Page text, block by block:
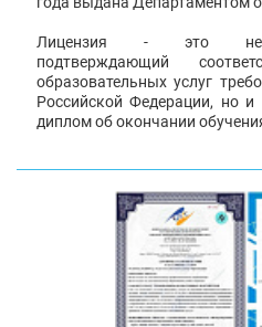
Лицензия - это не
подтверждающий
образовательных услуг
Российской Федерации, но
диплом об окончании